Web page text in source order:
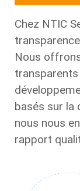
Chez NTIC
Nous
basés sur la
nous nous
rapport